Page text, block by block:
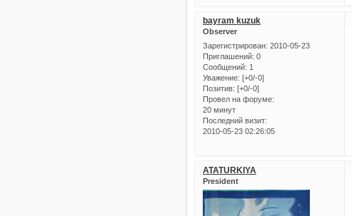
bayram kuzuk
Observer
Зарегистрирован: 2010-05-23
Приглашений: 0
Сообщений: 1
Уважение: [+0/-0]
Позитив: [+0/-0]
Провел на форуме:
20 минут
Последний визит:
2010-05-23 02:26:05
ATATURKIYA
President